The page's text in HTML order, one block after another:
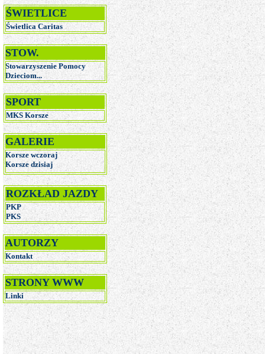
ŚWIETLICE
Świetlica Caritas
STOW.
Stowarzyszenie Pomocy
Dzieciom...
SPORT
MKS Korsze
GALERIE
Korsze wczoraj
Korsze dzisiaj
ROZKŁAD JAZDY
PKP
PKS
AUTORZY
Kontakt
STRONY WWW
Linki